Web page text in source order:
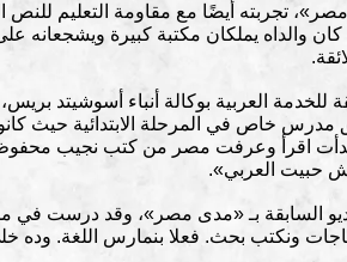
تجربته أيضًا مع مقاومة التعليم للنص
والداه يملكان مكتبة كبيرة ويشجعانه
العربية بوكالة أنباء أسوشيتد بريس،
خاص في المرحلة الابتدائية حيث
اقرأ وعرفت مصر من كتب نجيب
حبيت العربي».
السابقة بـ «مدى مصر»، وقد درست في
حاجات ونكتب بحث. فعلا بنمارس اللغة. وده